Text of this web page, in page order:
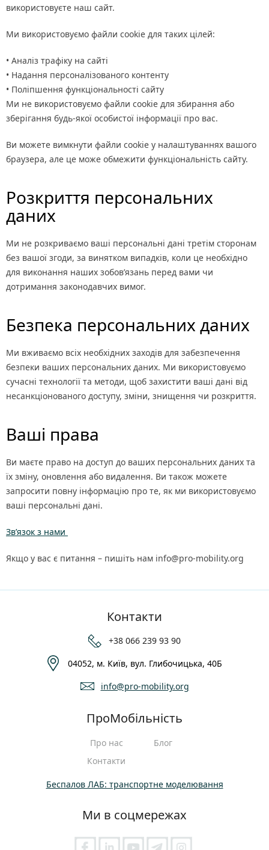
використовуєте наш сайт.
Ми використовуємо файли cookie для таких цілей:
• Аналіз трафіку на сайті
• Надання персоналізованого контенту
• Поліпшення функціональності сайту
Ми не використовуємо файли cookie для збирання або
зберігання будь-якої особистої інформації про вас.
Ви можете вимкнути файли cookie у налаштуваннях вашого
браузера, але це може обмежити функціональність сайту.
Розкриття персональних
даних
Ми не розкриваємо ваші персональні дані третім сторонам
без вашої згоди, за винятком випадків, коли це необхідно
для виконання наших зобов’язань перед вами чи
дотримання законодавчих вимог.
Безпека персональних даних
Ми вживаємо всіх необхідних заходів для забезпечення
безпеки ваших персональних даних. Ми використовуємо
сучасні технології та методи, щоб захистити ваші дані від
несанкціонованого доступу, зміни, знищення чи розкриття.
Ваші права
Ви маєте право на доступ до ваших персональних даних та
їх зміну, оновлення або видалення. Ви також можете
запросити повну інформацію про те, як ми використовуємо
ваші персональні дані.
Зв’язок з нами
Якщо у вас є питання – пишіть нам info@pro-mobility.org
Контакти
+38 066 239 93 90
04052, м. Київ, вул. Глибочицька, 40Б
info@pro-mobility.org
ПроМобільність
Про нас
Блог
Контакти
Беспалов ЛАБ: транспортне моделювання
Ми в соцмережах